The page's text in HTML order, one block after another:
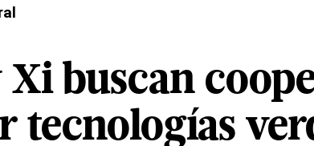
Xi buscan
tecnologías